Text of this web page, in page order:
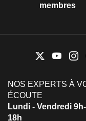
membres
NOS EXPERTS À
ÉCOUTE
Lundi - Vendredi
18h